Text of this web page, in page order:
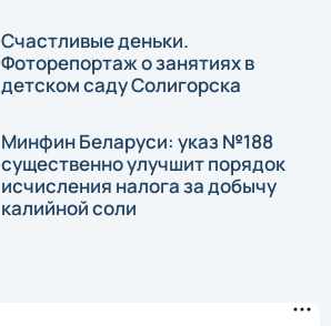
Счастливые деньки.
Фоторепортаж о занятиях в
детском саду Солигорска
Минфин Беларуси: указ №188
существенно улучшит порядок
исчисления налога за добычу
калийной соли